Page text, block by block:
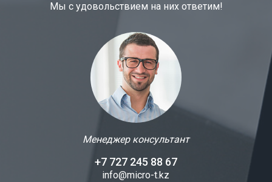
Мы с удовольствием на них ответим!
Менеджер консультант
+7 727 245 88 67
info@micro-t.kz